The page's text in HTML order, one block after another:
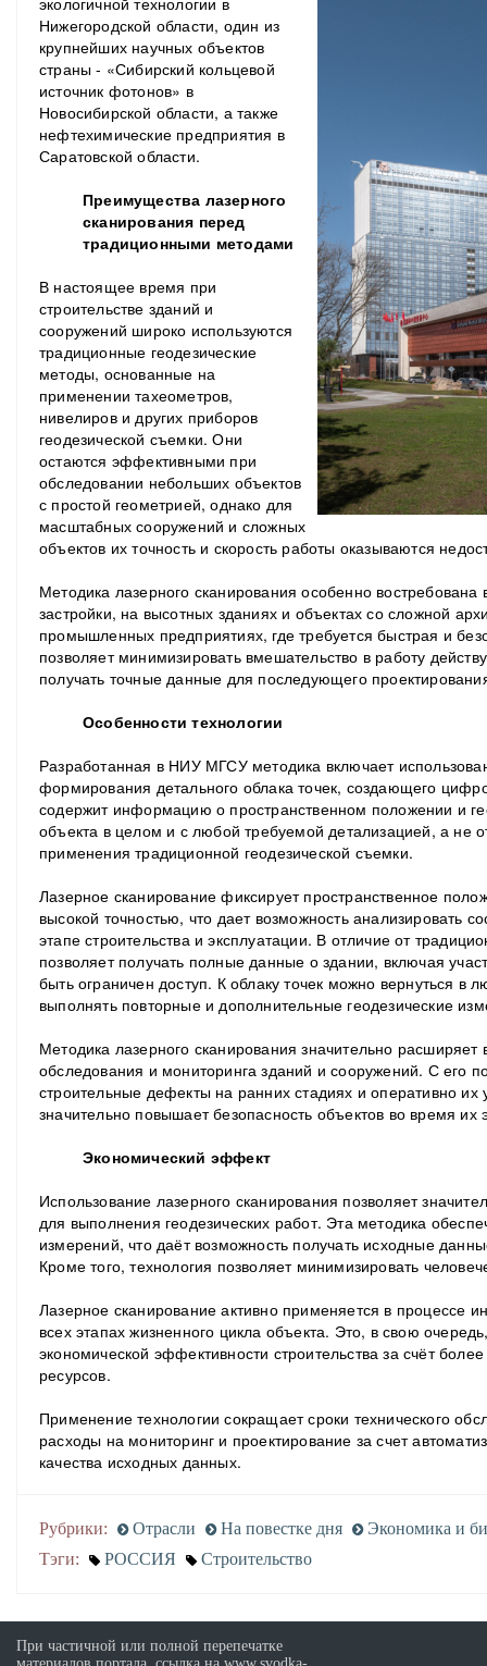
Нижегородской области, один из
крупнейших научных объектов
страны - «Сибирский кольцевой
источник фотонов» в
Новосибирской области, а также
нефтехимические предприятия в
Саратовской области.
Преимущества лазерного
сканирования перед
традиционными методами
В настоящее время при
строительстве зданий и
сооружений широко используются
традиционные геодезические
методы, основанные на
применении тахеометров,
нивелиров и других приборов
геодезической съемки. Они
остаются эффективными при
обследовании небольших объектов
с простой геометрией, однако для
масштабных сооружений и сложных
объектов их точность и скорость работы оказываются
Методика лазерного сканирования особенно востребована
застройки, на высотных зданиях и объектах со сложной
промышленных предприятиях, где требуется быстрая и
позволяет минимизировать вмешательство в работу
получать точные данные для последующего
Особенности технологии
Разработанная в НИУ МГСУ методика включает
формирования детального облака точек, создающего
содержит информацию о пространственном положении и
объекта в целом и с любой требуемой детализацией, а не
применения традиционной геодезической съемки.
Лазерное сканирование фиксирует пространственное
высокой точностью, что дает возможность анализировать
этапе строительства и эксплуатации. В отличие от
позволяет получать полные данные о здании, включая
быть ограничен доступ. К облаку точек можно вернуться в
выполнять повторные и дополнительные геодезические
Методика лазерного сканирования значительно расширяет
обследования и мониторинга зданий и сооружений. С его
строительные дефекты на ранних стадиях и оперативно их
значительно повышает безопасность объектов во время их
Экономический эффект
Использование лазерного сканирования позволяет
для выполнения геодезических работ. Эта методика
измерений, что даёт возможность получать исходные
Кроме того, технология позволяет минимизировать
Лазерное сканирование активно применяется в процессе
всех этапах жизненного цикла объекта. Это, в свою
экономической эффективности строительства за счёт
ресурсов.
Применение технологии сокращает сроки технического
расходы на мониторинг и проектирование за счет
качества исходных данных.
Рубрики: Отрасли На повестке дня
Экономика и
Тэги:
РОССИЯ Строительство
При частичной или полной перепечатке